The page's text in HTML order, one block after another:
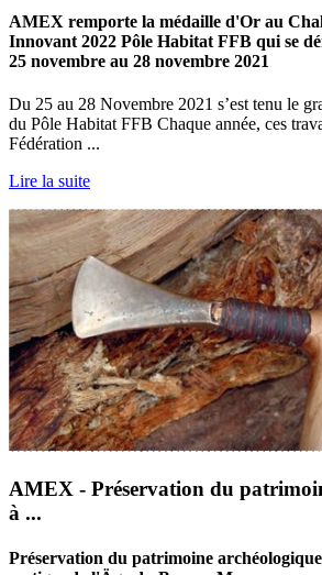
AMEX remporte la médaille d'Or au
Innovant 2022 Pôle Habitat FFB qui se
25 novembre au 28 novembre 2021
Du 25 au 28 Novembre 2021 s’est tenu le
du Pôle Habitat FFB Chaque année, ces
Fédération ...
Lire la suite
AMEX - Préservation du
à ...
Préservation du patrimoine